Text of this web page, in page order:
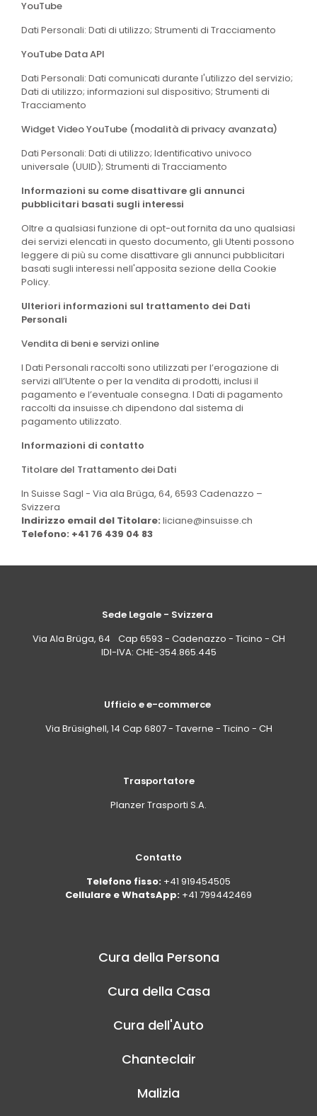
YouTube
Dati Personali: Dati di utilizzo; Strumenti di Tracciamento
YouTube Data API
Dati Personali: Dati comunicati durante l'utilizzo del servizio;
Dati di utilizzo; informazioni sul dispositivo; Strumenti di
Tracciamento
Widget Video YouTube (modalità di privacy avanzata)
Dati Personali: Dati di utilizzo; Identificativo univoco
universale (UUID); Strumenti di Tracciamento
Informazioni su come disattivare gli annunci
pubblicitari basati sugli interessi
Oltre a qualsiasi funzione di opt-out fornita da uno qualsiasi
dei servizi elencati in questo documento, gli Utenti possono
leggere di più su come disattivare gli annunci pubblicitari
basati sugli interessi nell'apposita sezione della Cookie
Policy.
Ulteriori informazioni sul trattamento dei Dati
Personali
Vendita di beni e servizi online
I Dati Personali raccolti sono utilizzati per l’erogazione di
servizi all’Utente o per la vendita di prodotti, inclusi il
pagamento e l’eventuale consegna. I Dati di pagamento
raccolti da insuisse.ch dipendono dal sistema di
pagamento utilizzato.
Informazioni di contatto
Titolare del Trattamento dei Dati
In Suisse Sagl - Via ala Brüga, 64, 6593 Cadenazzo –
Svizzera
Indirizzo email del Titolare: liciane@insuisse.ch
Telefono: +41 76 439 04 83
Sede Legale - Svizzera
Via Ala Brüga, 64 Cap 6593 - Cadenazzo - Ticino - CH
IDI-IVA: CHE-354.865.445
Ufficio e e-commerce
Via Brüsighell, 14 Cap 6807 - Taverne - Ticino - CH
Trasportatore
Planzer Trasporti S.A.
Contatto
Telefono fisso: +41 919454505
Cellulare e WhatsApp: +41 799442469
Cura della Persona
Cura della Casa
Cura dell'Auto
Chanteclair
Malizia